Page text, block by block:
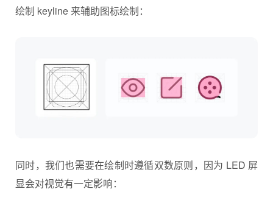
绘制 keyline 来辅助图标绘制：
同时，我们也需要在绘制时遵循双数原则，因为 LED 屏
显会对视觉有一定影响：